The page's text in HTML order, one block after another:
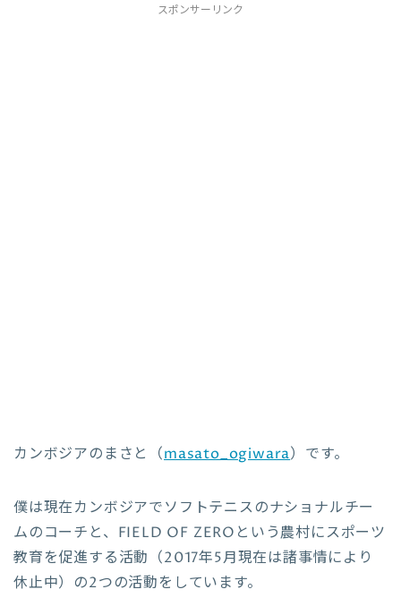
スポンサーリンク
カンボジアのまさと（masato_ogiwara）です。
僕は現在カンボジアでソフトテニスのナショナルチー
ムのコーチと、FIELD OF ZEROという農村にスポーツ
教育を促進する活動（2017年5月現在は諸事情により
休止中）の2つの活動をしています。